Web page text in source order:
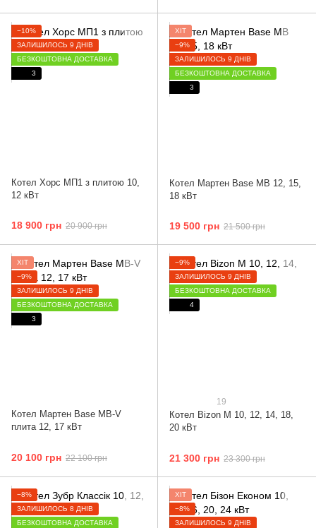
−10%
ЗАЛИШИЛОСЬ 9 ДНІВ
БЕЗКОШТОВНА ДОСТАВКА
3
Котел Хорс МП1 з плитою 10,
12 кВт
18 900 грн 20 900 грн
ХІТ
−9%
ЗАЛИШИЛОСЬ 9 ДНІВ
БЕЗКОШТОВНА ДОСТАВКА
3
Котел Мартен Base MB 12, 15,
18 кВт
19 500 грн 21 500 грн
ХІТ
−9%
ЗАЛИШИЛОСЬ 9 ДНІВ
БЕЗКОШТОВНА ДОСТАВКА
3
Котел Мартен Base MB-V
плита 12, 17 кВт
20 100 грн 22 100 грн
−9%
ЗАЛИШИЛОСЬ 9 ДНІВ
БЕЗКОШТОВНА ДОСТАВКА
4
19
Котел Bizon М 10, 12, 14, 18,
20 кВт
21 300 грн 23 300 грн
−8%
ЗАЛИШИЛОСЬ 8 ДНІВ
БЕЗКОШТОВНА ДОСТАВКА
ХІТ
−8%
ЗАЛИШИЛОСЬ 9 ДНІВ